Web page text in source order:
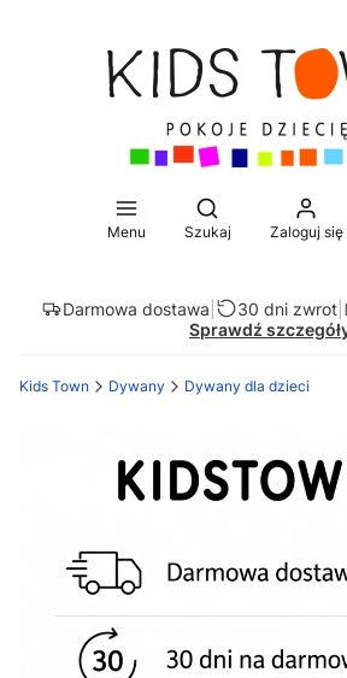
Menu
Otwórz
Szukaj Zaloguj się
Darmowa dostawa 30 dni zwrot|
Sprawdź
Kids Town Dywany Dywany dla dzieci